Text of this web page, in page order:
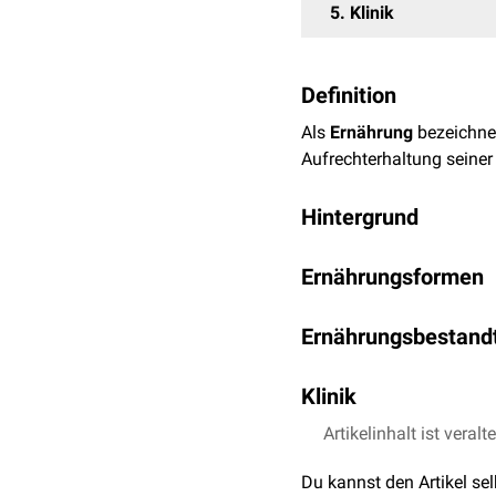
5 Klinik
Definition
Als Ernährung
Aufrechterhaltung
Hintergrund
dem Einfluss der
Ernährungsformen
Deutsch
Fleischfresser
Pflanzenfresser
Proteine
verschiedene
vorkommen.
Klinik
Eine qualitativ oder
Überernährung , die u.a.
Artikelinhalt ist
Du kannst den Artikel